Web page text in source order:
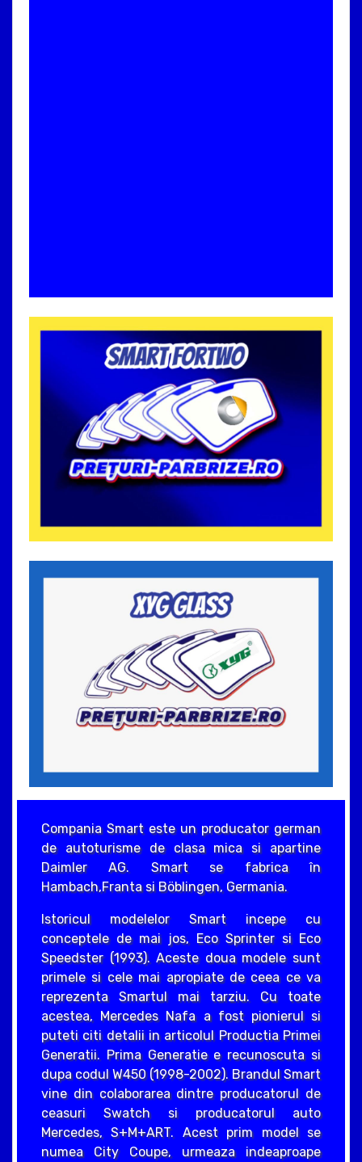
Compania Smart este un producator german
de autoturisme de clasa mica si apartine
Daimler AG. Smart se fabrica în
Hambach,Franta si Böblingen, Germania.
Istoricul modelelor Smart incepe cu
conceptele de mai jos, Eco Sprinter si Eco
Speedster (1993). Aceste doua modele sunt
primele si cele mai apropiate de ceea ce va
reprezenta Smartul mai tarziu. Cu toate
acestea, Mercedes Nafa a fost pionierul si
puteti citi detalii in articolul Productia Primei
Generatii. Prima Generatie e recunoscuta si
dupa codul W450 (1998-2002). Brandul Smart
vine din colaborarea dintre producatorul de
ceasuri Swatch si producatorul auto
Mercedes, S+M+ART. Acest prim model se
numea City Coupe, urmeaza indeaproape